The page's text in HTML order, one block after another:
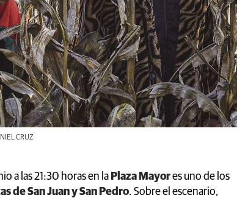
CRUZ
a las 21:30 horas en la Plaza Mayores uno de los
de San Juan y San Pedro. Sobre el escenario,